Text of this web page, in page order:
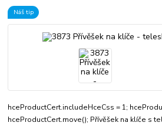
Náš tip
hceProductCert.includeHceCss = 1;
hceProductCert.move(); Přívěšek na klíče s